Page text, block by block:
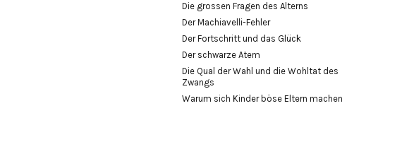
Die grossen Fragen des Alterns
Der Machiavelli-Fehler
Der Fortschritt und das Glück
Der schwarze Atem
Die Qual der Wahl und die Wohltat des
Zwangs
Warum sich Kinder böse Eltern machen